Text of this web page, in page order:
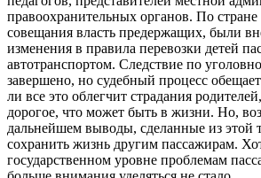
правоохранительных органов. По стране
совещания власть предержащих, были
изменения в правила перевозки детей
автотранспортом. Следствие по
завершено, но судебный процесс
ли все это облегчит страдания
дорогое, что может быть в жизни. Но,
дальнейшем выводы, сделанные из этой
сохранить жизнь другим пассажирам.
государственном уровне проблемам